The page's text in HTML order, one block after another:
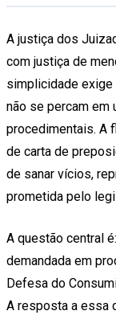
A justiça dos
com justiça de
simplicidade exige
não se percam em
procedimentais. A
de carta de
de sanar vícios,
prometida pelo
A questão central
demandada em
Defesa do
A resposta a essa